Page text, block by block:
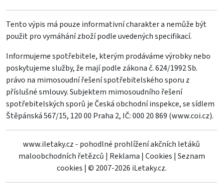
Tento výpis má pouze informativní charakter a nemůže být
použit pro vymáhání zboží podle uvedených specifikací.
Informujeme spotřebitele, kterým prodáváme výrobky nebo
poskytujeme služby, že mají podle zákona č. 624/1992 Sb.
právo na mimosoudní řešení spotřebitelského sporu z
příslušné smlouvy. Subjektem mimosoudního řešení
spotřebitelských sporů je Česká obchodní inspekce, se sídlem
Štěpánská 567/15, 120 00 Praha 2, IČ: 000 20 869 (www.coi.cz).
www.iletaky.cz - pohodlné prohlížení akčních letáků
maloobchodních řetězců | Reklama | Cookies | Seznam
cookies | © 2007-2026 iLetaky.cz.